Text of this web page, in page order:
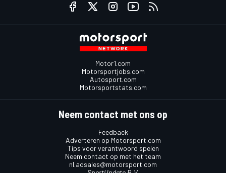
Motor1.com
Motorsportjobs.com
Autosport.com
Motorsportstats.com
Neem contact met ons op
Feedback
Adverteren op Motorsport.com
Tips voor verantwoord spelen
Neem contact op met het team
nl.adsales@motorsport.com